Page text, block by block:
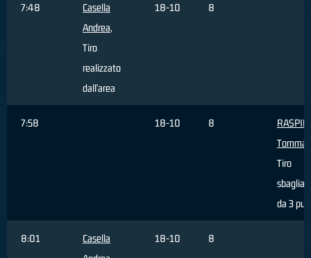
7:48
Casella
Andrea,
Tiro
realizzato
dall'area
18-10 8
7:58 18-10 8
Tiro
da 3
8:01
Casella
18-10 8